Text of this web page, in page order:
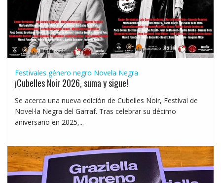
Festivales género negro Novela Negra
¡Cubelles Noir 2026, suma y sigue!
Se acerca una nueva edición de Cubelles Noir, Festival de
Novel·la Negra del Garraf. Tras celebrar su décimo
aniversario en 2025,...